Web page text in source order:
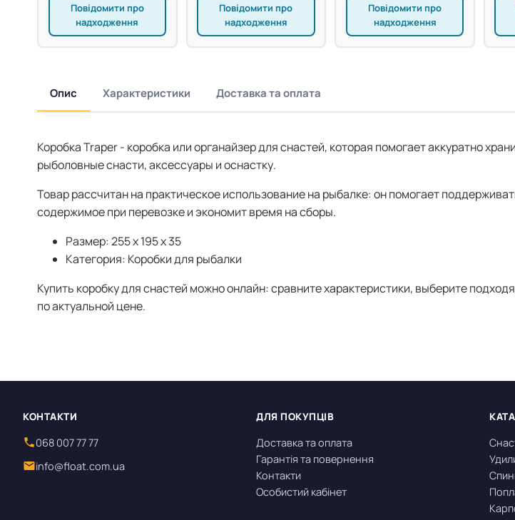
Повідомити про
надходження
Повідомити про
надходження
Повідомити про
надходження
Опис Характеристики Доставка та оплата
Коробка Traper - коробка или органайзер для снастей, которая помогает аккуратно
рыболовные снасти, аксессуары и оснастку.
Товар рассчитан на практическое использование на рыбалке: он помогает
содержимое при перевозке и экономит время на сборы.
Размер: 255 x 195 x 35
Категория: Коробки для рыбалки
Купить коробку для снастей можно онлайн: сравните характеристики, выберите
по актуальной цене.
КОНТАКТИ
068 007 77 77
info@float.com.ua
ДЛЯ ПОКУПЦІВ
Доставка та оплата
Гарантія та повернення
Контакти
Особистий кабінет